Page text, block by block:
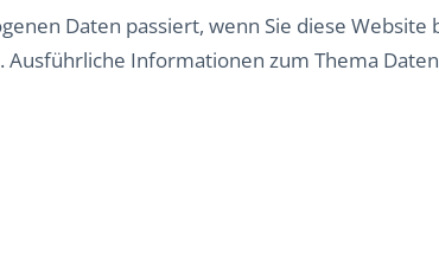
Daten passiert, wenn Sie diese Website
Informationen zum Thema